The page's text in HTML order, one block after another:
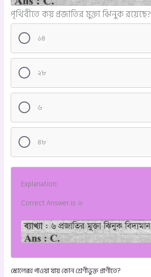
পৃথিবীতে কয় প্রজাতির মুক্তা ঝিনুক রয়েছে?
১৪
২৮
৬
৪৮
Explanation:
Correct Answer is: ৬
স্কোলেক্স পাওয়া যায় কোন শ্রেণীভুক্ত প্রাণীতে?